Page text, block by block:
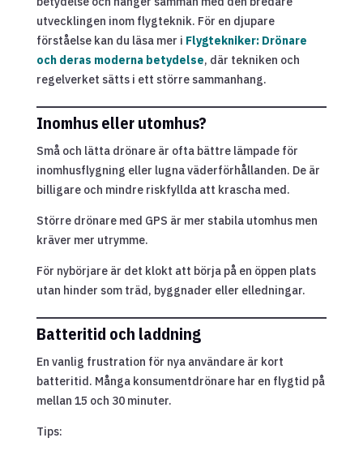
utvecklingen inom flygteknik. För en djupare
förståelse kan du läsa mer i Flygtekniker: Drönare
och deras moderna betydelse, där tekniken och
regelverket sätts i ett större sammanhang.
Inomhus eller utomhus?
Små och lätta drönare är ofta bättre lämpade för
inomhusflygning eller lugna väderförhållanden. De är
billigare och mindre riskfyllda att krascha med.
Större drönare med GPS är mer stabila utomhus men
kräver mer utrymme.
För nybörjare är det klokt att börja på en öppen plats
utan hinder som träd, byggnader eller elledningar.
Batteritid och laddning
En vanlig frustration för nya användare är kort
batteritid. Många konsumentdrönare har en flygtid på
mellan 15 och 30 minuter.
Tips: